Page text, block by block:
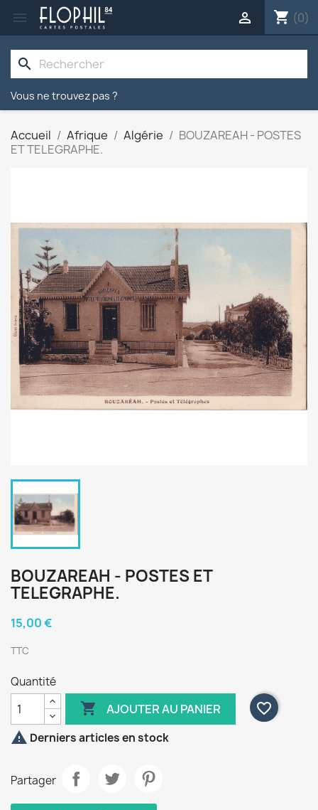
 shopping_cart (0)

search
Vous ne trouvez pas ?
Accueil Afrique Algérie
BOUZAREAH - POSTES
ET TELEGRAPHE.
BOUZAREAH - POSTES ET
TELEGRAPHE.
15,00 €
TTC
Quantité
 AJOUTER AU PANIER
favorite_border
 Derniers articles en stock
Partager